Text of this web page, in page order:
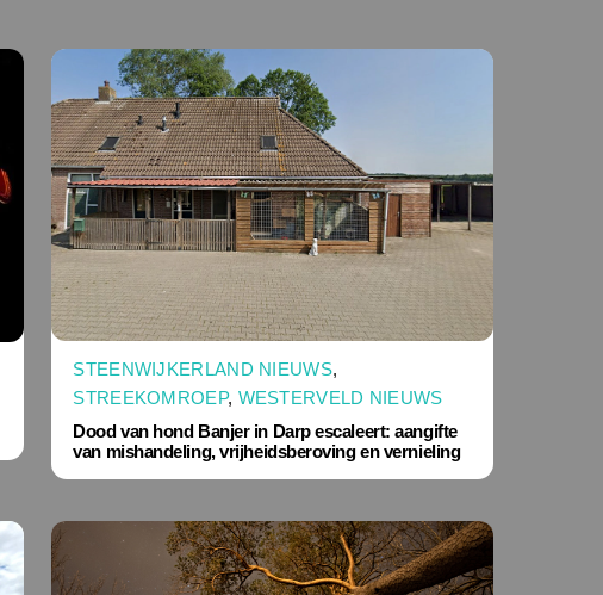
STEENWIJKERLAND NIEUWS,
STREEKOMROEP, WESTERVELD NIEUWS
Dood van hond Banjer in Darp escaleert: aangifte
van mishandeling, vrijheidsberoving en vernieling